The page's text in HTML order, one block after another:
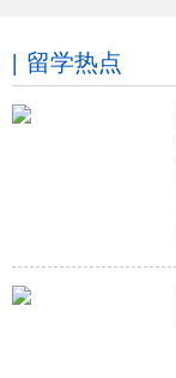
留学热点